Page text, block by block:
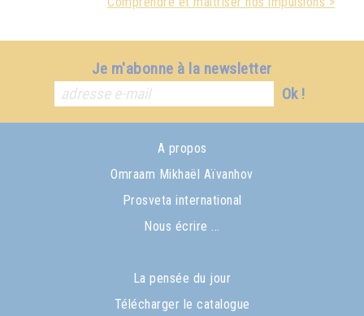
Je m'abonne à la newsletter
Ok !
A propos
Omraam Mikhaël Aïvanhov
Prosveta international
Nous écrire ...
La pensée du jour
Télécharger le catalogue